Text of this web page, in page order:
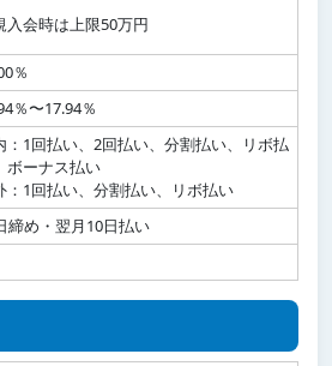
入会時は上限50万円
％
％〜17.94％
：1回払い、2回払い、分割払い、リボ払
ボーナス払い
：1回払い、分割払い、リボ払い
締め・翌月10日払い